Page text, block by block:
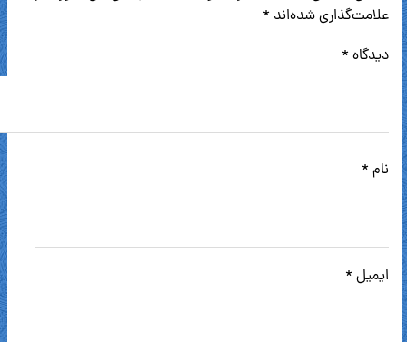
علامت‌گذاری شده‌اند *
دیدگاه *
نام *
ایمیل *